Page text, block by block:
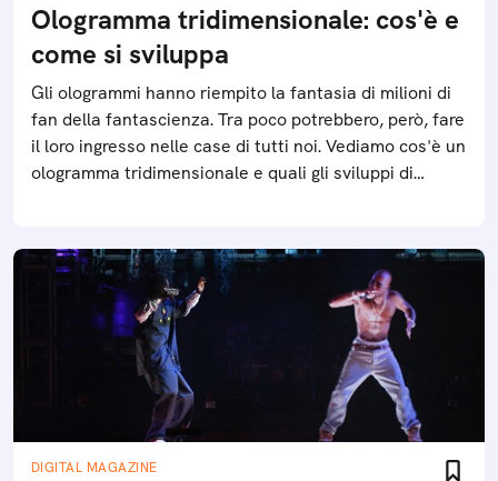
Ologramma tridimensionale: cos'è e
come si sviluppa
Gli ologrammi hanno riempito la fantasia di milioni di
fan della fantascienza. Tra poco potrebbero, però, fare
il loro ingresso nelle case di tutti noi. Vediamo cos'è un
ologramma tridimensionale e quali gli sviluppi di
DIGITAL MAGAZINE